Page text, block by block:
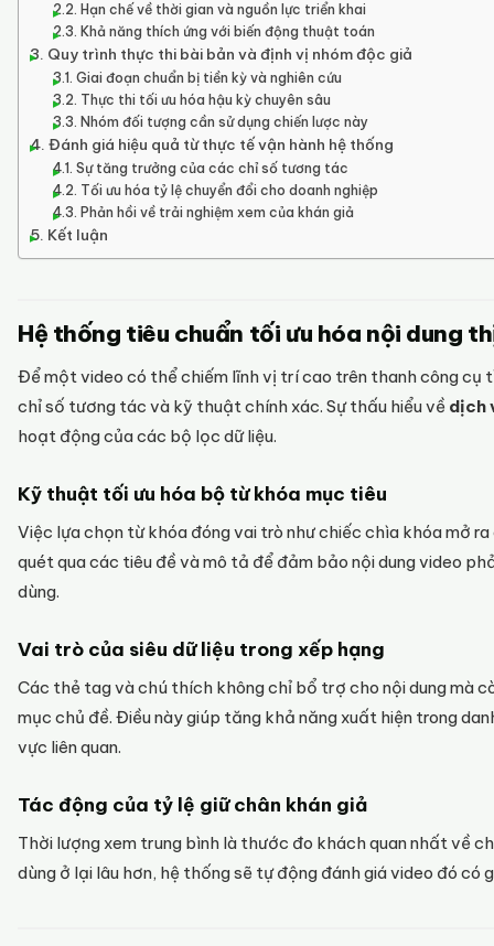
Hạn chế về thời gian và nguồn lực triển khai
Khả năng thích ứng với biến động thuật toán
Quy trình thực thi bài bản và định vị nhóm độc giả
Giai đoạn chuẩn bị tiền kỳ và nghiên cứu
Thực thi tối ưu hóa hậu kỳ chuyên sâu
Nhóm đối tượng cần sử dụng chiến lược này
Đánh giá hiệu quả từ thực tế vận hành hệ thống
Sự tăng trưởng của các chỉ số tương tác
Tối ưu hóa tỷ lệ chuyển đổi cho doanh nghiệp
Phản hồi về trải nghiệm xem của khán giả
Kết luận
Hệ thống tiêu chuẩn tối ưu hóa nội dung
Để một video có thể chiếm lĩnh vị trí cao trên thanh công
chỉ số tương tác và kỹ thuật chính xác. Sự thấu hiểu về dịch
hoạt động của các bộ lọc dữ liệu.
Kỹ thuật tối ưu hóa bộ từ khóa mục tiêu
Việc lựa chọn từ khóa đóng vai trò như chiếc chìa khóa mở
quét qua các tiêu đề và mô tả để đảm bảo nội dung video
dùng.
Vai trò của siêu dữ liệu trong xếp hạng
Các thẻ tag và chú thích không chỉ bổ trợ cho nội dung mà
mục chủ đề. Điều này giúp tăng khả năng xuất hiện trong
vực liên quan.
Tác động của tỷ lệ giữ chân khán giả
Thời lượng xem trung bình là thước đo khách quan nhất về
dùng ở lại lâu hơn, hệ thống sẽ tự động đánh giá video đó có